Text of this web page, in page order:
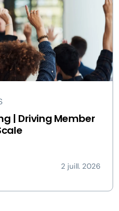
| Driving Member
2 juill. 2026